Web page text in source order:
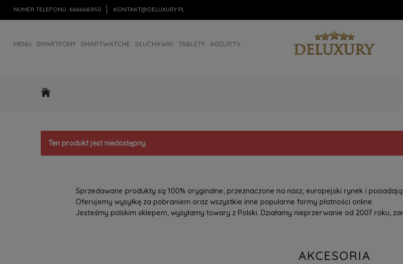
NUMER TELEFONU: 666666950 KONTAKT@DELUXURY.PL
MENU SMARTFONY SMARTWATCHE SŁUCHAWKI TABLETY AGD/RTV
Ten produkt jest niedostępny.
Sprzedawane produkty są 100% oryginalne, przeznaczone na nasz, europejski rynek i
Oferujemy wysyłkę za pobraniem oraz wszystkie inne popularne formy płatności online.
Jesteśmy polskim sklepem, wysyłamy towary z Polski. Działamy nieprzerwanie od 2007 roku,
AKCESORIA